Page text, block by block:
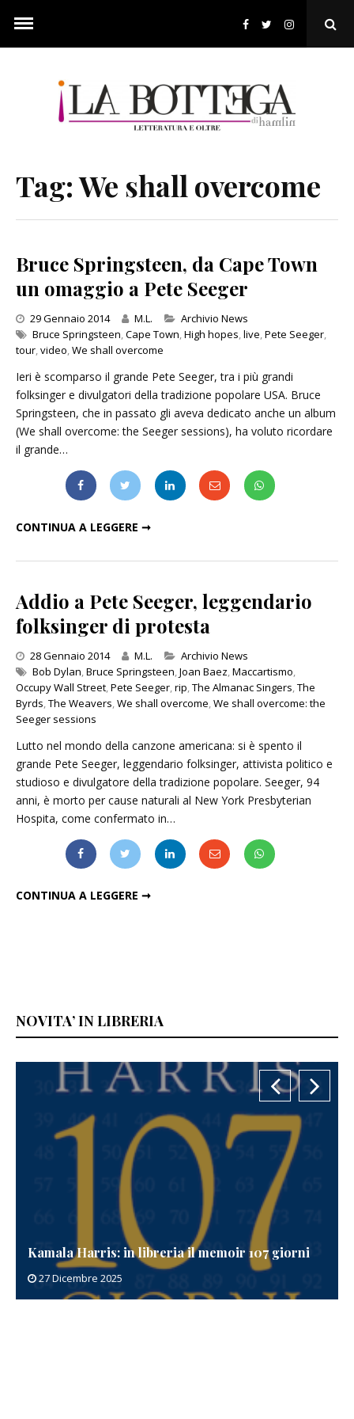
content
Tag:We shall overcome
Bruce Springsteen, da Cape Town
un omaggio a Pete Seeger
29 Gennaio 2014 M.L. Categories
Archivio News
Bruce Springsteen,Cape Town,High hopes,live,Pete Seeger,
tour,video,We shall overcome
Ieri è scomparso il grande Pete Seeger, tra i più grandi
folksinger e divulgatori della tradizione popolare USA. Bruce
Springsteen, che in passato gli aveva dedicato anche un album
(We shall overcome: the Seeger sessions), ha voluto ricordare
il grande…
CONTINUA A LEGGERE ➞
Addio a Pete Seeger, leggendario
folksinger di protesta
28 Gennaio 2014 M.L. Categories
Archivio News
Bob Dylan,Bruce Springsteen,Joan Baez,Maccartismo,
Occupy Wall Street,Pete Seeger,rip,The Almanac Singers,The
Byrds,The Weavers,We shall overcome,We shall overcome: the
Seeger sessions
Lutto nel mondo della canzone americana: si è spento il
grande Pete Seeger, leggendario folksinger, attivista politico e
studioso e divulgatore della tradizione popolare. Seeger, 94
anni, è morto per cause naturali al New York Presbyterian
Hospita, come confermato in…
CONTINUA A LEGGERE ➞
NOVITA’ IN LIBRERIA
Kamala Harris: in libreria il memoir 107 giorni
27 Dicembre 2025